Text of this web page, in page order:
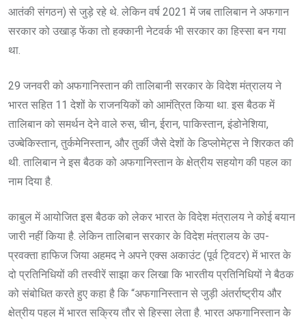
आतंकी संगठन) से जुड़े रहे थे. लेकिन वर्ष 2021 में जब तालिबान ने अफगान
सरकार को उखाड़ फेंका तो हक्कानी नेटवर्क भी सरकार का हिस्सा बन गया
था.
29 जनवरी को अफगानिस्तान की तालिबानी सरकार के विदेश मंत्रालय ने
भारत सहित 11 देशों के राजनयिकों को आमंत्रित किया था. इस बैठक में
तालिबान को समर्थन देने वाले रुस, चीन, ईरान, पाकिस्तान, इंडोनेशिया,
उज्बेकिस्तान, तुर्कमेनिस्तान, और तुर्की जैसे देशों के डिप्लोमेट्स ने शिरकत की
थी. तालिबान ने इस बैठक को अफगानिस्तान के क्षेत्रीय सहयोग की पहल का
नाम दिया है.
काबुल में आयोजित इस बैठक को लेकर भारत के विदेश मंत्रालय ने कोई बयान
जारी नहीं किया है. लेकिन तालिबान सरकार के विदेश मंत्रालय के उप-
प्रवक्ता हाफिज जिया अहमद ने अपने एक्स अकाउंट (पूर्व ट्विटर) में भारत के
दो प्रतिनिधियों की तस्वीरें साझा कर लिखा कि भारतीय प्रतिनिधियों ने बैठक
को संबोधित करते हुए कहा है कि “अफगानिस्तान से जुड़ी अंतर्राष्ट्रीय और
क्षेत्रीय पहल में भारत सक्रिय तौर से हिस्सा लेता है. भारत अफगानिस्तान केे